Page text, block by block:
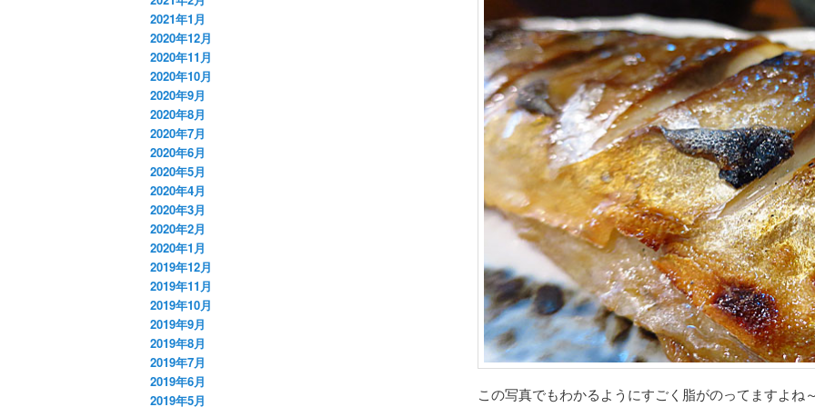
この写真でもわかるようにすごく脂がのってますよね
2021年1月
2020年12月
2020年11月
2020年10月
2020年9月
2020年8月
2020年7月
2020年6月
2020年5月
2020年4月
2020年3月
2020年2月
2020年1月
2019年12月
2019年11月
2019年10月
2019年9月
2019年8月
2019年7月
2019年6月
2019年5月